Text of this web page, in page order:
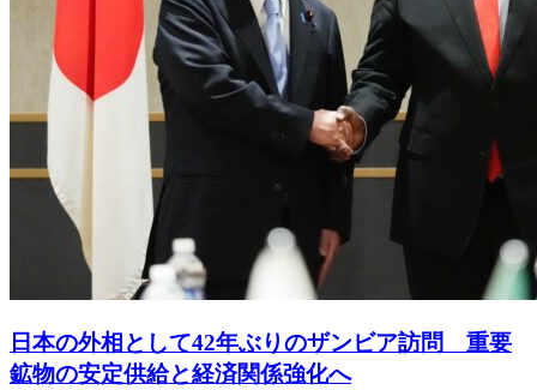
日本の外相として42年ぶりのザンビア訪問 重要
鉱物の安定供給と経済関係強化へ